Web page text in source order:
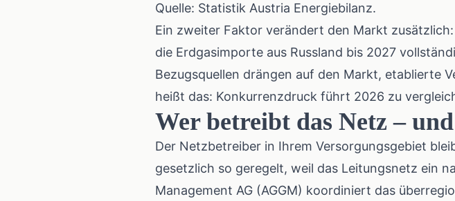
Quelle: Statistik Austria Energiebilanz.
Ein zweiter Faktor verändert den Markt zusätzlich:
die Erdgasimporte aus Russland bis 2027
Bezugsquellen drängen auf den Markt, etablierte
heißt das: Konkurrenzdruck führt 2026 zu
Wer betreibt das Netz –
Der Netzbetreiber in Ihrem Versorgungsgebiet
gesetzlich so geregelt, weil das Leitungsnetz ein
Management AG (AGGM) koordiniert das